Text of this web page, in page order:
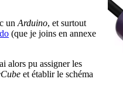
un Arduino, et surtout
(que je joins en annexe
alors pu assigner les
et établir le schéma